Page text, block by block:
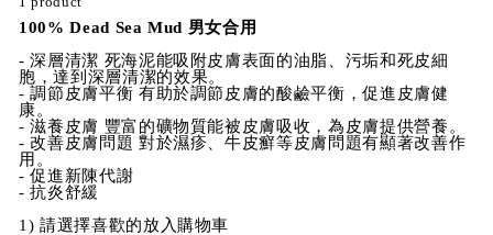
100% Dead Sea Mud 男女合用
- 深層清潔 死海泥能吸附皮膚表面的油脂、污垢和死皮細
胞，達到深層清潔的效果。
- 調節皮膚平衡 有助於調節皮膚的酸鹼平衡，促進皮膚健
康。
- 滋養皮膚 豐富的礦物質能被皮膚吸收，為皮膚提供營養。
- 改善皮膚問題 對於濕疹、牛皮癬等皮膚問題有顯著改善作
用。
- 促進新陳代謝
- 抗炎舒緩
1) 請選擇喜歡的放入購物車